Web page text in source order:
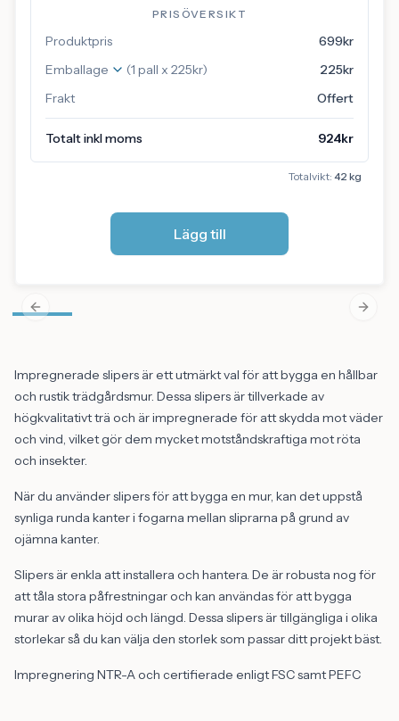
PRISÖVERSIKT
Produktpris 699kr
Emballage
(1 pall x 225kr) 225kr
Frakt
Offert
Totalt inkl moms 924kr
Totalvikt: 42 kg
Lägg till
Previous slide Next
Impregnerade slipers är ett utmärkt val för att bygga en hållbar
och rustik trädgårdsmur. Dessa slipers är tillverkade av
högkvalitativt trä och är impregnerade för att skydda mot väder
och vind, vilket gör dem mycket motståndskraftiga mot röta
och insekter.
När du använder slipers för att bygga en mur, kan det uppstå
synliga runda kanter i fogarna mellan sliprarna på grund av
ojämna kanter.
Slipers är enkla att installera och hantera. De är robusta nog för
att tåla stora påfrestningar och kan användas för att bygga
murar av olika höjd och längd. Dessa slipers är tillgängliga i olika
storlekar så du kan välja den storlek som passar ditt projekt bäst.
Impregnering NTR-A och certifierade enligt FSC samt PEFC